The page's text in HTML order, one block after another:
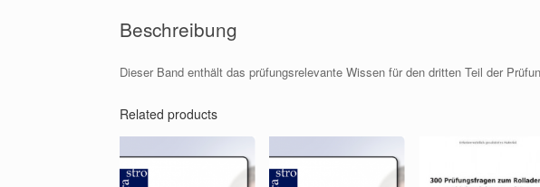
Beschreibung
Dieser Band enthält das prüfungsrelevante Wissen für den dritten Teil der
Related products